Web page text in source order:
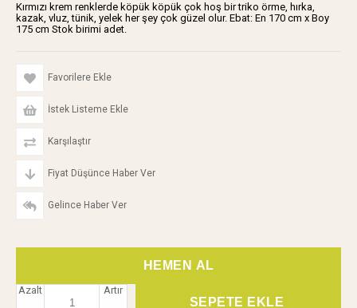
Kırmızı krem renklerde köpük köpük çok hoş bir triko örme, hırka,
kazak, vluz, tünik, yelek her şey çok güzel olur. Ebat: En 170 cm x Boy
175 cm Stok birimi adet.
Favorilere Ekle
İstek Listeme Ekle
Karşılaştır
Fiyat Düşünce Haber Ver
Gelince Haber Ver
Artır
Azalt